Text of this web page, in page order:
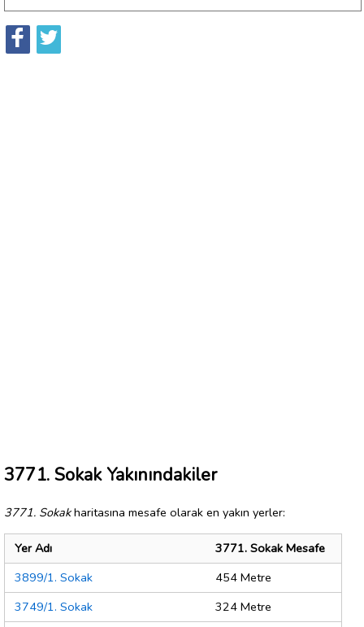
3771. Sokak Yakınındakiler
3771. Sokakharitasına mesafe olarak en yakın yerler:
Yer Adı
3771. Sokak Mesafe
3899/1. Sokak
454 Metre
3749/1. Sokak
324 Metre